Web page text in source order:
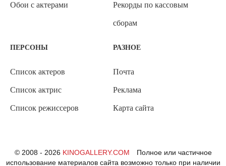
Обои с актерами Рекорды по кассовым
сборам
ПЕРСОНЫ
Список актеров
Список актрис
Список режиссеров
РАЗНОЕ
Почта
Реклама
Карта сайта
© 2008 - 2026 KINOGALLERY.COM
Полное или частичное
использование материалов сайта возможно только при наличии